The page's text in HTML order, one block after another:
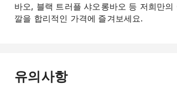
바오, 블랙 트러플 샤오롱바오 등 저희만의
깔을 합리적인 가격에 즐겨보세요.
유의사항